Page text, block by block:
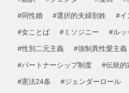
#同性婚 #選択的夫婦別姓 #イ
#女ことば #ミソジニー #ルッ
#性別二元主義 #強制異性愛主義
#パートナーシップ制度 #伝統的
#憲法24条 #ジェンダーロール